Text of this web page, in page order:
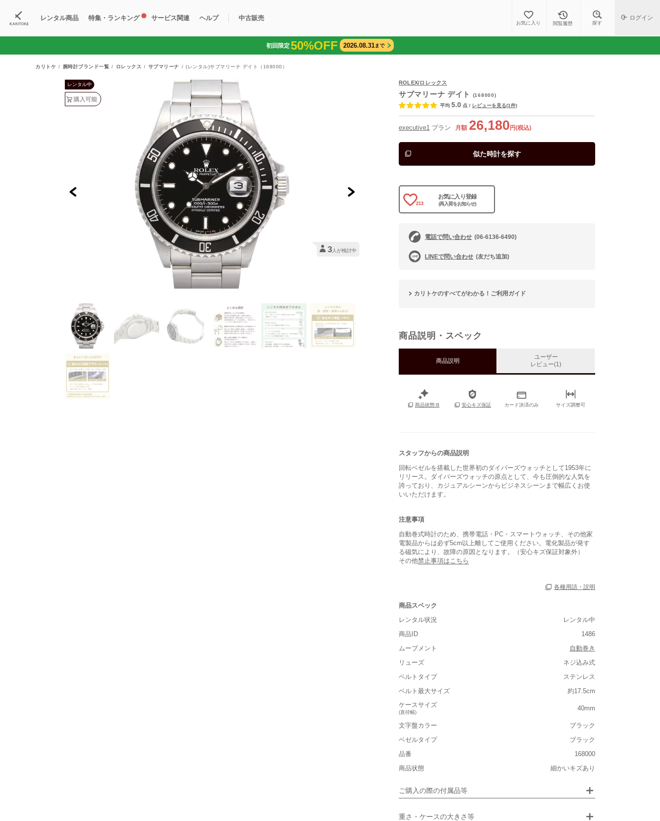
レンタル商品
購入可能商品
特集・ランキング サービス関連
カリトケとは？
ヘルプ
Q&A
中古販売
中古販売商品 ブランド一覧 中古販売について
お気に入り 閲覧履歴 探す
ログイン
初回限定50%OFF 2026.08.31まで
カリトケ 腕時計ブランド一覧 ロレックス サブマリーナ (レンタル)サブマリーナ デイト（168000）
レンタル中
購入可能
3 人が検討中
ROLEX/ロレックス
サブマリーナ デイト
(168000)
平均 5.0 点 / レビューを見る(1件)
executive1 プラン 月額 26,180 円(税込)
似た時計を探す
213
お気に入り登録
(再入荷をお知らせ)
電話で問い合わせ (06-6136-6490)
LINEで問い合わせ (友だち追加)
カリトケのすべてがわかる！ご利用ガイド
商品説明・スペック
商品説明
ユーザー
レビュー(1)
商品状態:B 安心キズ保証 カード決済のみ サイズ調整可
スタッフからの商品説明
回転ベゼルを搭載した世界初のダイバーズウォッチとして1953年に
リリース。ダイバーズウォッチの原点として、今も圧倒的な人気を
誇っており、カジュアルシーンからビジネスシーンまで幅広くお使
いいただけます。
注意事項
自動巻式時計のため、携帯電話・PC・スマートウォッチ、その他家
電製品からは必ず5cm以上離してご使用ください。電化製品が発す
る磁気により、故障の原因となります。（安心キズ保証対象外）
その他禁止事項はこちら
各種用語・説明
商品スペック
レンタル状況
レンタル中
商品ID
1486
ムーブメント
自動巻き
リューズ
ネジ込み式
ベルトタイプ
ステンレス
ベルト最大サイズ
約17.5cm
ケースサイズ
(直径幅)
40mm
文字盤カラー
ブラック
ベゼルタイプ
ブラック
品番
168000
商品状態
細かいキズあり
ご購入の際の付属品等
保証書
なし
箱
なし
重さ・ケースの大きさ等
■重さ(ベルト込み)
■ケースの大きさ
小さい 大きい
■装飾感
カジュアル ビジネス